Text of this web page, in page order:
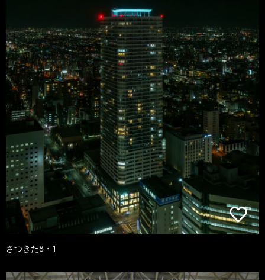
さつきた8・1